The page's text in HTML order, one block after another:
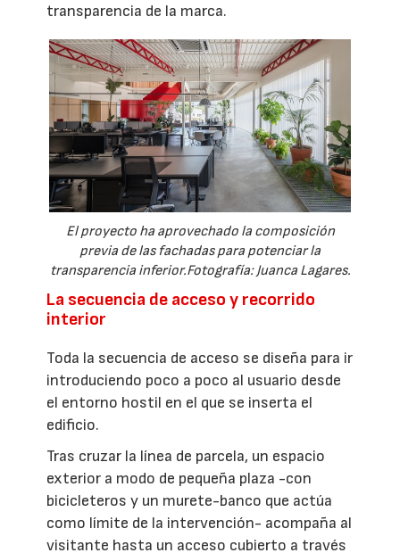
transparencia de la marca.
El proyecto ha aprovechado la composición
previa de las fachadas para potenciar la
transparencia inferior.Fotografía: Juanca Lagares.
La secuencia de acceso y recorrido
interior
Toda la secuencia de acceso se diseña para ir
introduciendo poco a poco al usuario desde
el entorno hostil en el que se inserta el
edificio.
Tras cruzar la línea de parcela, un espacio
exterior a modo de pequeña plaza -con
bicicleteros y un murete-banco que actúa
como límite de la intervención- acompaña al
visitante hasta un acceso cubierto a través